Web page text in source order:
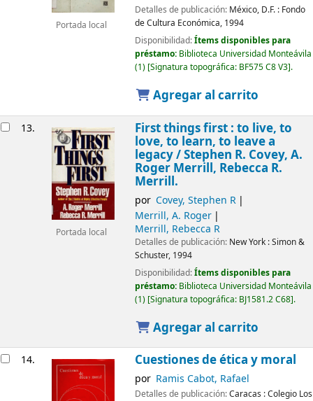
Portada local
Detalles de publicación: México, D.F. : Fondo
de Cultura Económica, 1994
Disponibilidad:Ítems disponibles para
préstamo: Biblioteca Universidad Monteávila
(1) Signatura topográfica: BF575 C8 V3 .
Agregar al carrito
13.
Portada local
First things first : to live, to
love, to learn, to leave a
legacy /Stephen R. Covey, A.
Roger Merrill, Rebecca R.
Merrill.
por Covey, Stephen R
Merrill, A. Roger
Merrill, Rebecca R
Detalles de publicación: New York :Simon &
Schuster, 1994
Disponibilidad:Ítems disponibles para
préstamo: Biblioteca Universidad Monteávila
(1) Signatura topográfica: BJ1581.2 C68 .
Agregar al carrito
14. Cuestiones de ética y moral
por Ramis Cabot, Rafael
Detalles de publicación:Caracas :Colegio Los